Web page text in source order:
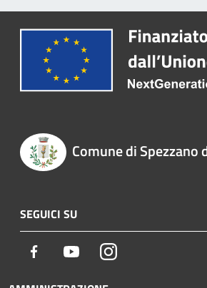
Comune di Spezzano
SEGUICI SU
Facebook YoutubeInstagram